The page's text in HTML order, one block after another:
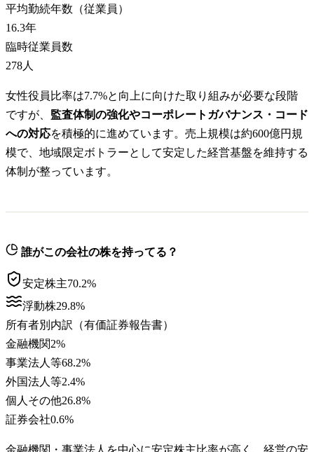
平均勤続年数（従業員）
16.3年
臨時従業員数
278人
女性役員比率は7.7%と向上に向けた取り組みが必要な段階
ですが、 監査体制の強化やコーポレートガバナンス・コード
への対応を積極的に進めています。売上規模は約600億円規
模で、地域限定ボトラーとして安定した経営基盤を維持する
体制が整っています。
誰がこの会社の株を持ってる？
安定株主70.2%
浮動株29.8%
所有者別内訳（有価証券報告書）
金融機関2%
事業法人等68.2%
外国法人等2.4%
個人その他26.8%
証券会社0.6%